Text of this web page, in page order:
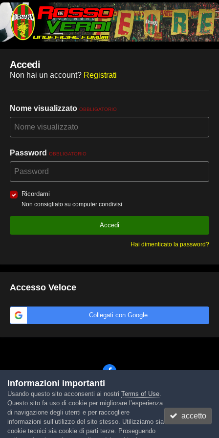
Accedi
Non hai un account? Registrati
Nome visualizzato OBBLIGATORIO
Password OBBLIGATORIO
Ricordami
Non consigliato su computer condivisi
Accedi
Hai dimenticato la password?
Accesso Veloce
Collegati con Google
Lingua Tema Contattaci Cookies
Powered by Invision Community
Informazioni importanti
Usando questo sito acconsenti ai nostri Terms of Use.
Questo sito fa uso di cookie per migliorare l’esperienza
di navigazione degli utenti e per raccogliere
informazioni sull’utilizzo del sito stesso. Utilizziamo sia
cookie tecnici sia cookie di parti terze. Proseguendo
accetto